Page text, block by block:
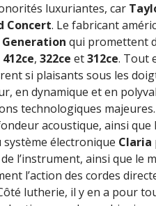
luxuriantes, car
Concert. Le fabricant
qui promettent
412ce, 322ce et312ce. Tout
si plaisants sous les
en dynamique et en
technologiques
acoustique, ainsi que
électronique Claria
l’instrument, ainsi que le
l’action des cordes
lutherie, il y en a pour